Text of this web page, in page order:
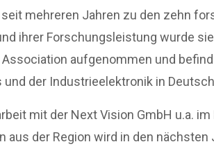
mehreren Jahren zu den zehn
ihrer Forschungsleistung wurde
aufgenommen und
der Industrieelektronik in
mit der Next Vision GmbH u.a.
aus der Region wird in den